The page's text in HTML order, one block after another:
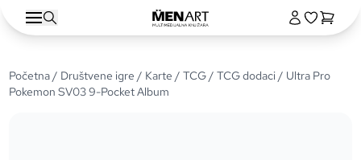
Početna/ Društvene igre / Karte /TCG/TCG dodaci/ Ultra Pro
Pokemon SV03 9-Pocket Album